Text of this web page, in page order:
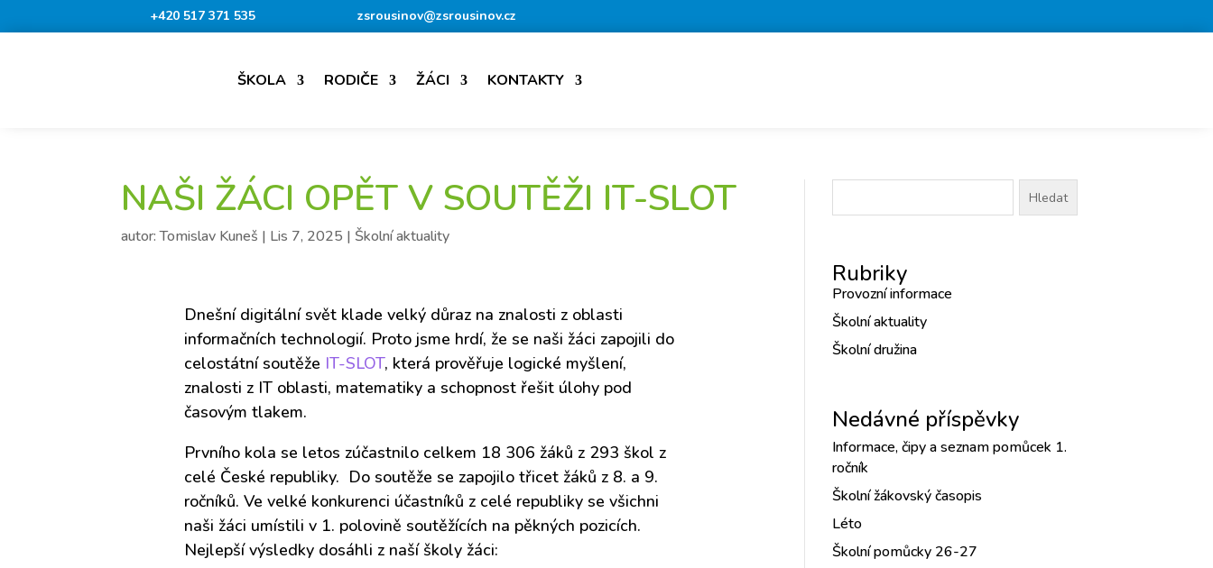
+420 517 371 535 zsrousinov@zsrousinov.cz
ŠKOLA RODIČE ŽÁCI KONTAKTY
NAŠI ŽÁCI OPĚT V SOUTĚŽI IT-SLOT
autor:Tomislav Kuneš | Lis 7, 2025 | Školní aktuality
Dnešní digitální svět klade velký důraz na znalosti z oblasti
informačních technologií. Proto jsme hrdí, že se naši žáci zapojili do
celostátní soutěže IT-SLOT, která prověřuje logické myšlení,
znalosti z IT oblasti, matematiky a schopnost řešit úlohy pod
časovým tlakem.
Prvního kola se letos zúčastnilo celkem 18 306 žáků z 293 škol z
celé České republiky. Do soutěže se zapojilo třicet žáků z 8. a 9.
ročníků. Ve velké konkurenci účastníků z celé republiky se všichni
naši žáci umístili v 1. polovině soutěžících na pěkných pozicích.
Nejlepší výsledky dosáhli z naší školy žáci:
Vyhledávání
Rubriky
Provozní informace
Školní aktuality
Školní družina
Nedávné příspěvky
Informace, čipy a seznam pomůcek 1.
ročník
Školní žákovský časopis
Léto
Školní pomůcky 26-27